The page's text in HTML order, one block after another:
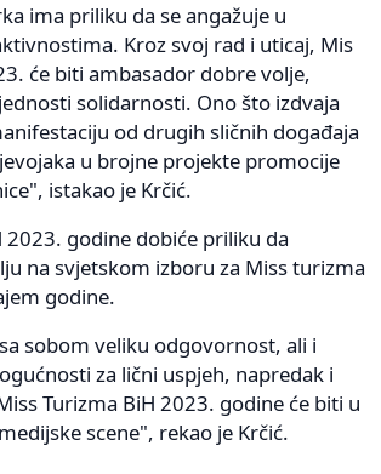
ima priliku da se angažuje u
Kroz svoj rad i uticaj, Mis
će biti ambasador dobre volje,
solidarnosti. Ono što izdvaja
od drugih sličnih događaja
u brojne projekte promocije
istakao je Krčić.
2023. godine dobiće priliku da
na svjetskom izboru za Miss turizma
godine.
sobom veliku odgovornost, ali i
za lični uspjeh, napredak i
Turizma BiH 2023. godine će biti u
scene", rekao je Krčić.